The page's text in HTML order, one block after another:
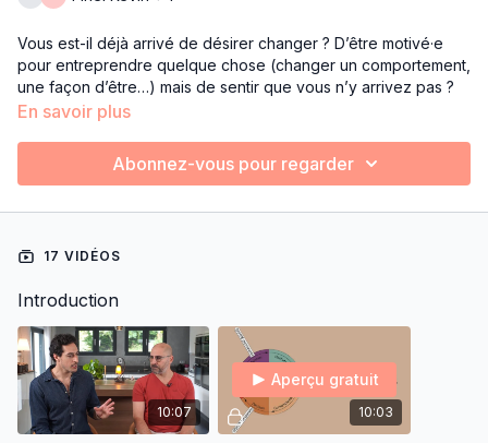
Vous est-il déjà arrivé de désirer changer ? D’être motivé·e
pour entreprendre quelque chose (changer un comportement,
une façon d’être…) mais de sentir que vous n’y arrivez pas ?
Dans ce thème, Kevin et Bruno vous proposent de travailler
les dépasser, voir les transformer.
Pour aller plus loin, nous vous invitons à découvrir les
ThèmeLibérez-vous de vos compulsions
Challenge Résolutions
En savoir plus
Abonnez-vous pour regarder
17 VIDÉOS
Introduction
10:07 10:03
Aperçu gratuit